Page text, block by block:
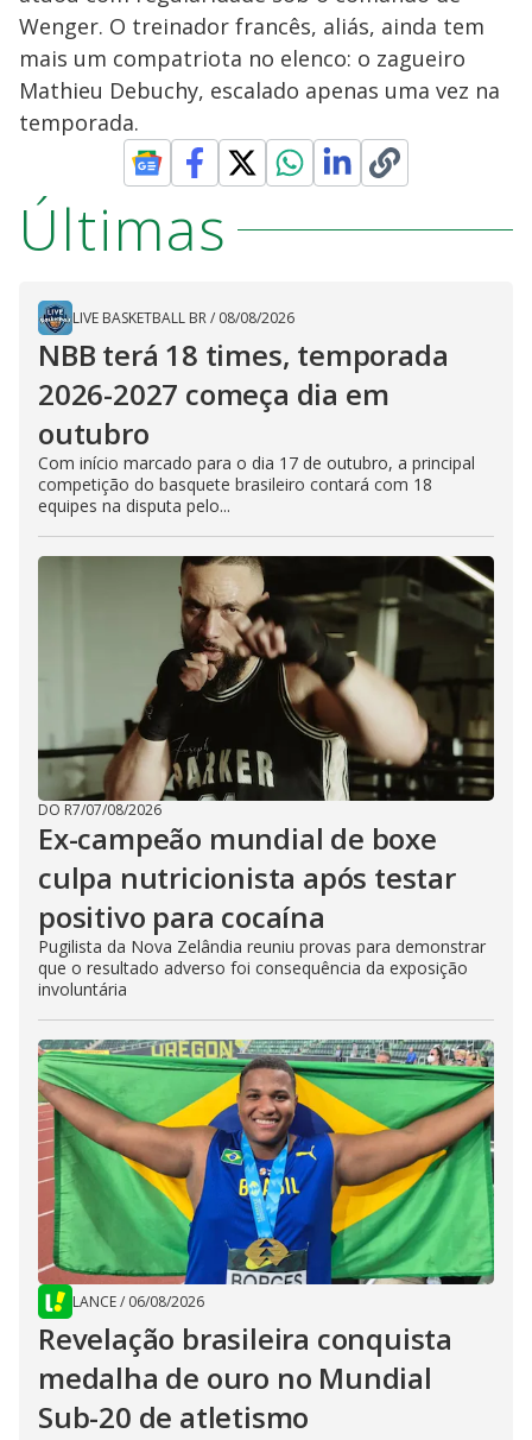
Wenger. O treinador francês, aliás, ainda tem
mais um compatriota no elenco: o zagueiro
Mathieu Debuchy, escalado apenas uma vez na
temporada.
Últimas
LIVE BASKETBALL BR/ 08/08/2026
NBB terá 18 times, temporada
2026-2027 começa dia em
outubro
Com início marcado para o dia 17 de outubro, a principal
competição do basquete brasileiro contará com 18
equipes na disputa pelo...
DO R7/07/08/2026
Ex-campeão mundial de boxe
culpa nutricionista após testar
positivo para cocaína
Pugilista da Nova Zelândia reuniu provas para demonstrar
que o resultado adverso foi consequência da exposição
involuntária
LANCE/ 06/08/2026
Revelação brasileira conquista
medalha de ouro no Mundial
Sub-20 de atletismo